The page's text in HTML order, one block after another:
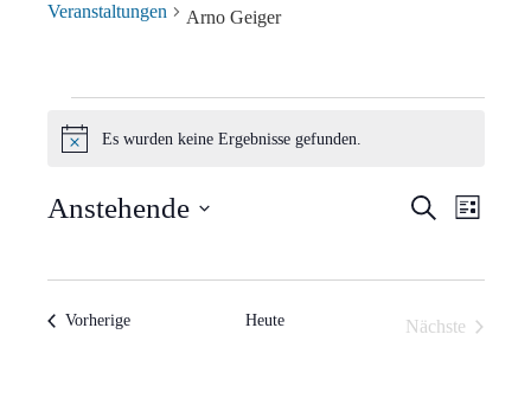
Veranstaltungen Arno Geiger
Veranstaltungen
Hinweis
Es wurden keine Ergebnisse gefunden.
SucheListe
Anstehende
wählen.
VorherigeVeranstaltungen Heute
Nächste